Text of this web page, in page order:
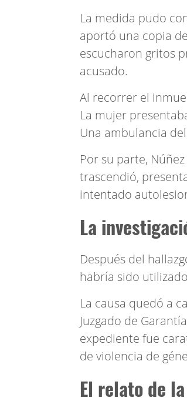
La medida pudo
aportó una copia
escucharon gritos
acusado.
Al recorrer el
La mujer
Una ambulancia
Por su parte,
trascendió,
intentado
La
Después del
habría sido
La causa quedó a
Juzgado de
expediente fue
de violencia de
El relato de